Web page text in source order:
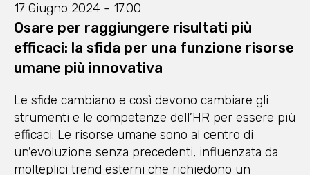
17 Giugno 2024 - 17.00
Osare per raggiungere risultati più
efficaci: la sfida per una funzione risorse
umane più innovativa
Le sfide cambiano e così devono cambiare gli
strumenti e le competenze dell’HR per essere più
efficaci. Le risorse umane sono al centro di
un'evoluzione senza precedenti, influenzata da
molteplici trend esterni che richiedono un